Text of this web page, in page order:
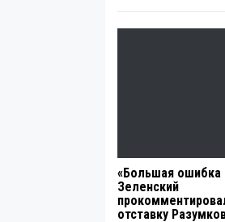
«Большая
Зеленский
отставку